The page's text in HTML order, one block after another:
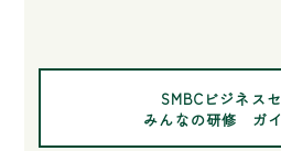
SMBCビジネス
みんなの研修 ガ